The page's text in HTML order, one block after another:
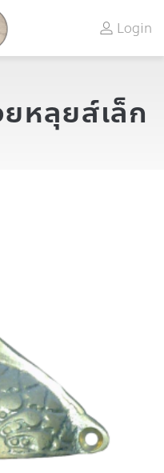
Login
หลุยส์เล็ก